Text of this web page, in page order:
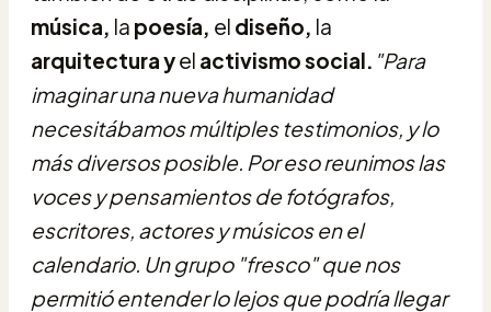
música, la poesía, el diseño, la
arquitectura yel activismo social. "Para
imaginar una nueva humanidad
necesitábamos múltiples testimonios, y lo
más diversos posible. Por eso reunimos las
voces y pensamientos de fotógrafos,
escritores, actores y músicos en el
calendario. Un grupo "fresco" que nos
permitió entender lo lejos que podría llegar